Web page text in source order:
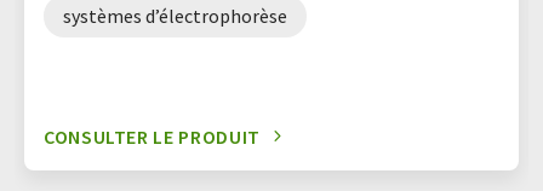
systèmes d’électrophorèse
CONSULTER LE PRODUIT